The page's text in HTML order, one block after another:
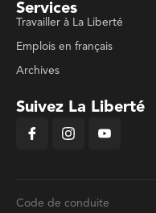
Services
Travailler à La Liberté
Emplois en français
Archives
Suivez La Liberté
Code de conduite